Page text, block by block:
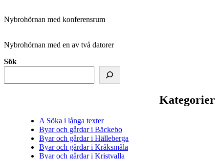
Nybrohörnan med konferensrum
Nybrohörnan med en av två datorer
Sök
Kategorier
A Söka i långa texter
Byar och gårdar i Bäckebo
Byar och gårdar i Hälleberga
Byar och gårdar i Kråksmåla
Byar och gårdar i Kristvalla